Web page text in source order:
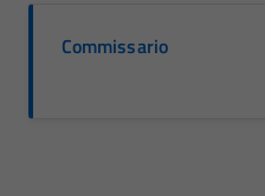
Commissario